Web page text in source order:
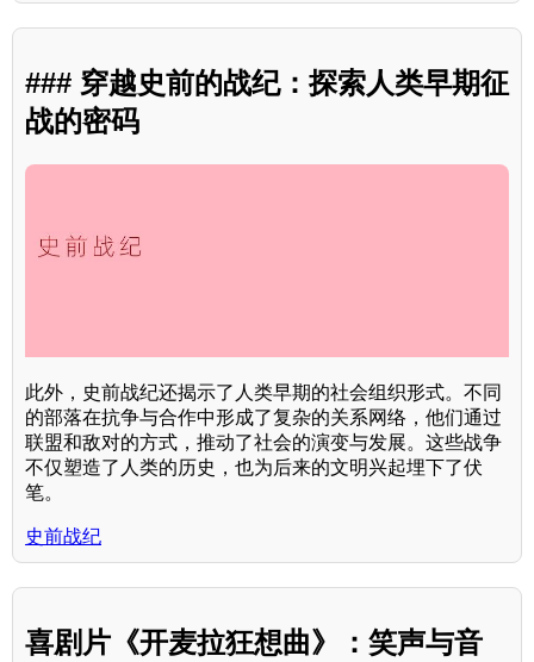
### 穿越史前的战纪：探索人类早期征
战的密码
此外，史前战纪还揭示了人类早期的社会组织形式。不同
的部落在抗争与合作中形成了复杂的关系网络，他们通过
联盟和敌对的方式，推动了社会的演变与发展。这些战争
不仅塑造了人类的历史，也为后来的文明兴起埋下了伏
笔。
史前战纪
喜剧片《开麦拉狂想曲》：笑声与音